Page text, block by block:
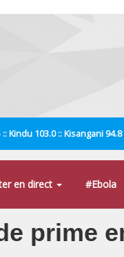
Kindu 103.0 :: Kisangani
en direct #Ebola
prime